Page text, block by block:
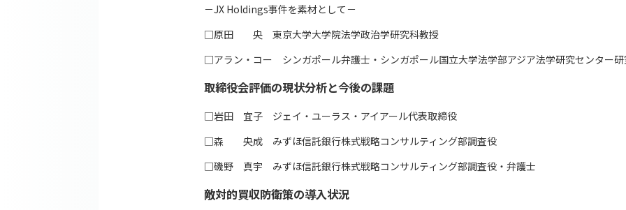
－JX Holdings事件を素材として－
□原田 央 東京大学大学院法学政治学研究科教授
□アラン・コー シンガポール弁護士・シンガポール国立大学法学部アジア法学研究センター
取締役会評価の現状分析と今後の課題
□岩田 宜子 ジェイ・ユーラス・アイアール代表取締役
□森 央成 みずほ信託銀行株式戦略コンサルティング部調査役
□磯野 真宇 みずほ信託銀行株式戦略コンサルティング部調査役・弁護士
敵対的買収防衛策の導入状況